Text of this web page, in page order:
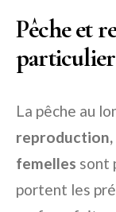
Pêche et
particulier
La pêche au
reproduction,
femelles sont
portent les